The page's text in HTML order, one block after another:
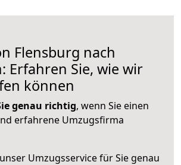
Flensburg nach
Erfahren Sie, wie wir
können
genau richtig, wenn Sie einen
erfahrene Umzugsfirma
Umzugsservice für Sie genau